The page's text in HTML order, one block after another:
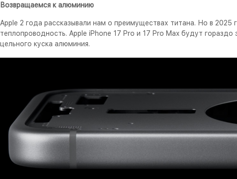
Возвращаемся к алюминию
Apple 2 года рассказывали нам о преимуществах титана. Но в
теплопроводность. Apple iPhone 17 Pro и 17 Pro Max будут
цельного куска алюминия.